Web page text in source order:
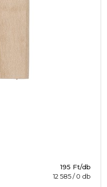
195 Ft/db
12 585/0 db